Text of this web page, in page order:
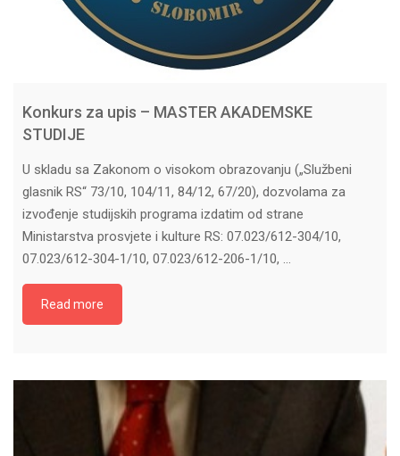
Konkurs za upis – MASTER AKADEMSKE
STUDIJE
U skladu sa Zakonom o visokom obrazovanju („Službeni
glasnik RS“ 73/10, 104/11, 84/12, 67/20), dozvolama za
izvođenje studijskih programa izdatim od strane
Ministarstva prosvjete i kulture RS: 07.023/612-304/10,
07.023/612-304-1/10, 07.023/612-206-1/10, …
Read more